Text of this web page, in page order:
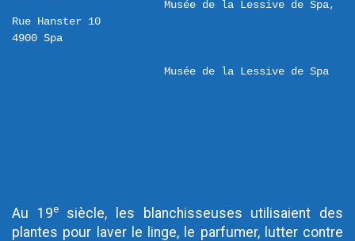
Musée de la Lessive de Spa,
Rue Hanster 10
Musée de la Lessive de Spa
Au 19esiècle, les blanchisseuses utilisaient des
plantes pour laver le linge, le parfumer, lutter contre